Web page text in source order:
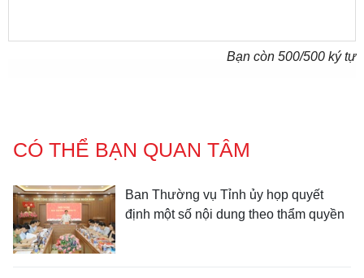
Bạn còn 500/500 ký tự
CÓ THỂ BẠN QUAN TÂM
Ban Thường vụ Tỉnh ủy họp quyết
định một số nội dung theo thẩm quyền